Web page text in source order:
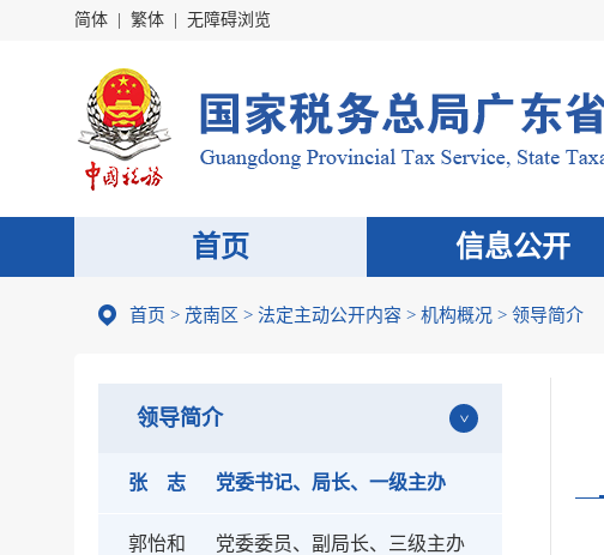
简体 繁体 无障碍浏览
首页 信息公开
首页 > 茂南区 > 法定主动公开内容 > 机构概况 > 领导简介
领导简介
张 志 党委书记、局长、一级主办
郭怡和 党委委员、副局长、三级主办